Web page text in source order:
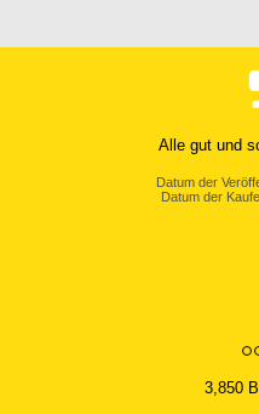
Alle gut und
Datum der
Datum der
3,850